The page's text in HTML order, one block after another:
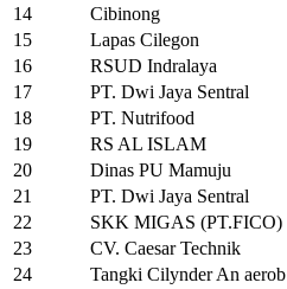
14
Cibinong
15
Lapas Cilegon
16
RSUD Indralaya
17
PT. Dwi Jaya Sentral
18
PT. Nutrifood
19
RS AL ISLAM
20
Dinas PU Mamuju
21
PT. Dwi Jaya Sentral
22
SKK MIGAS (PT.FICO)
23
CV. Caesar Technik
24
Tangki Cilynder An aerob